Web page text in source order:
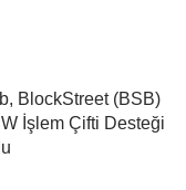
BlockStreet (BSB)
İşlem Çifti Desteği